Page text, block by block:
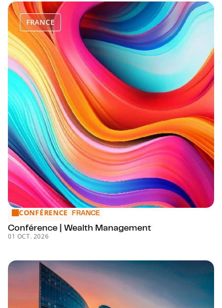
FRANCE
Conférence | Wealth Management
CONFÉRENCE FRANCE
Conférence | Wealth Management
01 OCT. 2026